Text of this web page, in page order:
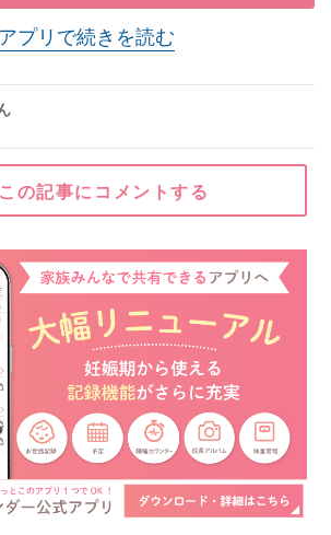
アプリで続きを読む
この記事にコメントする